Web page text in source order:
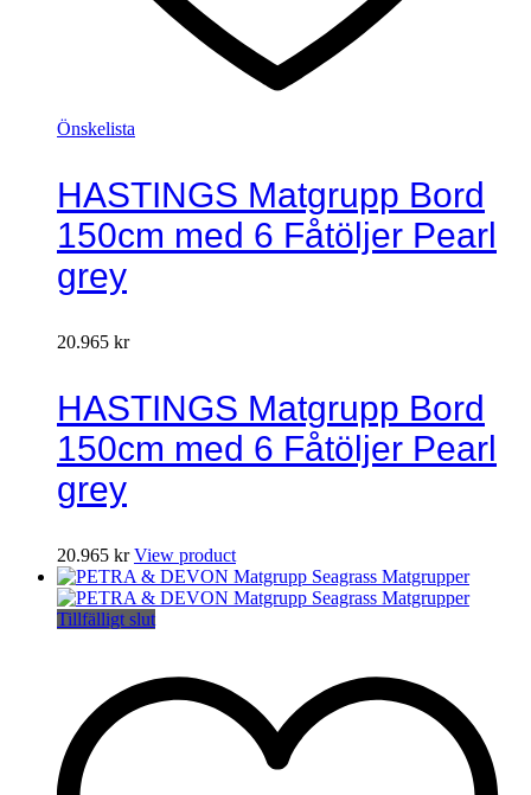
Önskelista
HASTINGS Matgrupp Bord
150cm med 6 Fåtöljer Pearl
grey
20.965 kr
HASTINGS Matgrupp Bord
150cm med 6 Fåtöljer Pearl
grey
20.965 kr View product
Tillfälligt slut